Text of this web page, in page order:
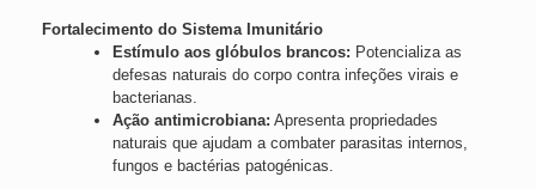
Fortalecimento do Sistema Imunitário
Estímulo aos glóbulos brancos: Potencializa as
defesas naturais do corpo contra infeções virais e
bacterianas.
Ação antimicrobiana: Apresenta propriedades
naturais que ajudam a combater parasitas internos,
fungos e bactérias patogénicas.